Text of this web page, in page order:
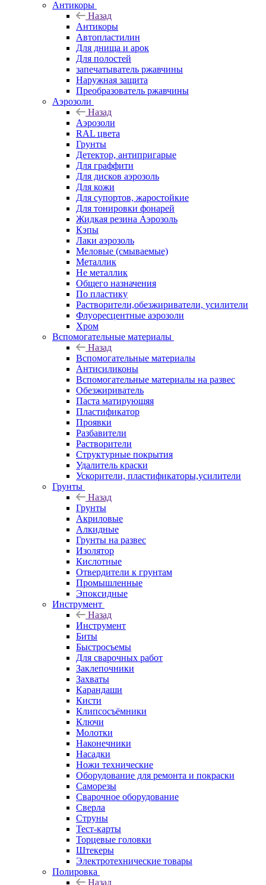
Антикоры
Назад
Антикоры
Автопластилин
Для днища и арок
Для полостей
запечатыватель ржавчины
Наружная защита
Преобразователь ржавчины
Аэрозоли
Назад
Аэрозоли
RAL цвета
Грунты
Детектор, антипригарые
Для граффити
Для дисков аэрозоль
Для кожи
Для супортов, жаростойкие
Для тонировки фонарей
Жидкая резина Аэрозоль
Кэпы
Лаки аэрозоль
Меловые (смываемые)
Металлик
Не металлик
Общего назначения
По пластику
Растворители,обезжириватели, усилители
Флуоресцентные аэрозоли
Хром
Вспомогательные материалы
Назад
Вспомогательные материалы
Антисиликоны
Вспомогательные материалы на развес
Обезжириватель
Паста матирующяя
Пластификатор
Проявки
Разбавители
Растворители
Структурные покрытия
Удалитель краски
Ускорители, пластификаторы,усилители
Грунты
Назад
Грунты
Акриловые
Алкидные
Грунты на развес
Изолятор
Кислотные
Отвердители к грунтам
Промышленные
Эпоксидные
Инструмент
Назад
Инструмент
Биты
Быстросъемы
Для сварочных работ
Заклепочники
Захваты
Карандаши
Кисти
Клипсосъёмники
Ключи
Молотки
Наконечники
Насадки
Ножи технические
Оборудование для ремонта и покраски
Саморезы
Сварочное оборудование
Сверла
Струны
Тест-карты
Торцевые головки
Штекеры
Электротехнические товары
Полировка
Назад